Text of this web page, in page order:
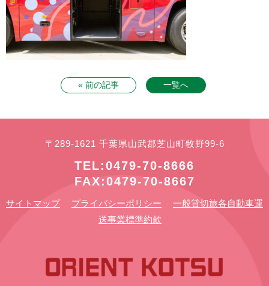
« 前の記事 一覧へ
〒289-1621 千葉県山武郡芝山町牧野99-6
TEL:0479-70-8666
FAX:0479-70-8667
サイトマップ プライバシーポリシー
一般貸切旅各自動車運
送事業標準約款